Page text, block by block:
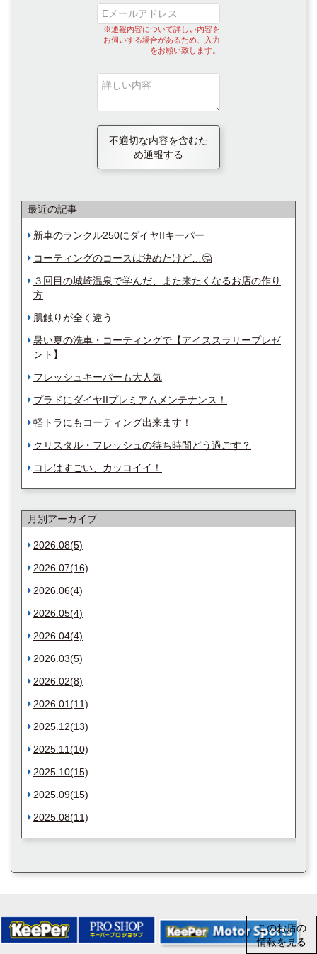
※通報内容について詳しい内容を
お伺いする場合があるため、入力
をお願い致します。
不適切な内容を含むた
め通報する
最近の記事
新車のランクル250にダイヤIIキーパー
コーティングのコースは決めたけど…🤔
３回目の城崎温泉で学んだ、また来たくなるお店の作り
方
肌触りが全く違う
暑い夏の洗車・コーティングで【アイススラリープレゼ
ント】
フレッシュキーパーも大人気
プラドにダイヤIIプレミアムメンテナンス！
軽トラにもコーティング出来ます！
クリスタル・フレッシュの待ち時間どう過ごす？
コレはすごい、カッコイイ！
月別アーカイブ
2026.08(5)
2026.07(16)
2026.06(4)
2026.05(4)
2026.04(4)
2026.03(5)
2026.02(8)
2026.01(11)
2025.12(13)
2025.11(10)
2025.10(15)
2025.09(15)
2025.08(11)
このお店の
情報を見る